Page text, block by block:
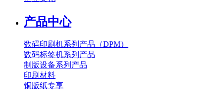
产品中心
数码印刷机系列产品（DPM）
数码标签机系列产品
制版设备系列产品
印刷材料
铜版纸专享